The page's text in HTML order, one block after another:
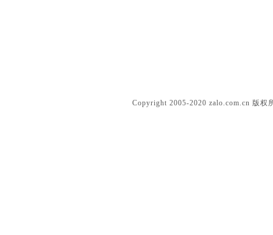
Copyright 2005-2020 zalo.com.cn 版